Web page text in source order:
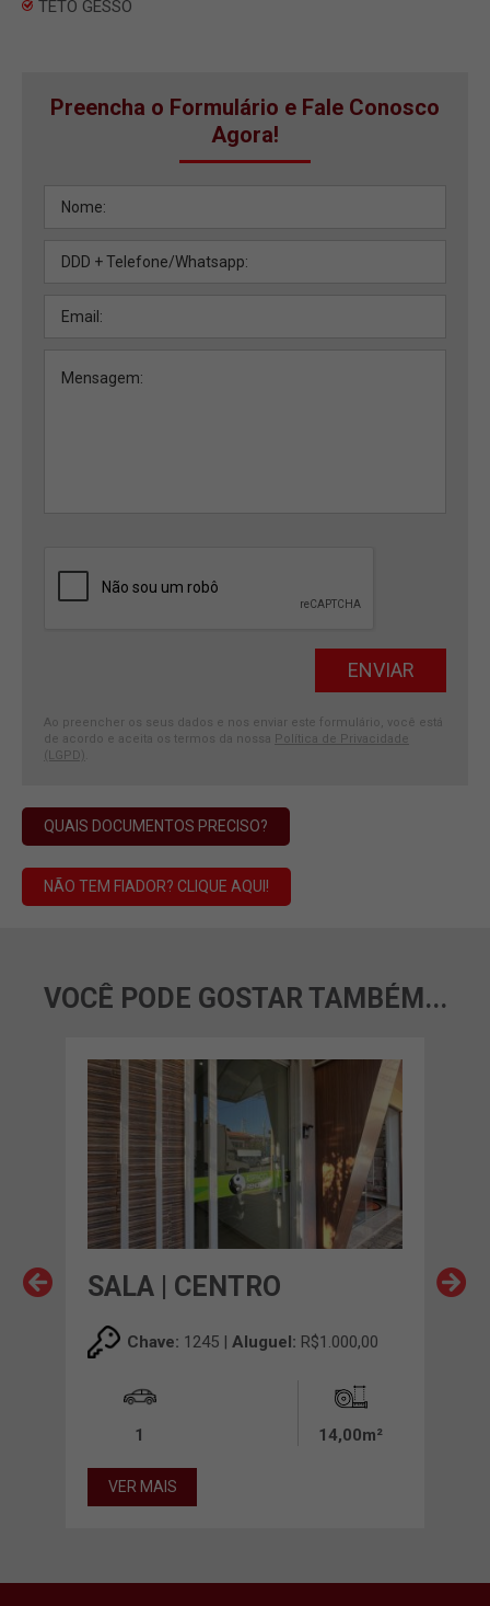
TETO GESSO
Preencha o Formulário e Fale Conosco
Agora!
Ao preencher os seus dados e nos enviar este formulário, você está
de acordo e aceita os termos da nossa Política de Privacidade
(LGPD)
QUAIS DOCUMENTOS PRECISO?
NÃO TEM FIADOR? CLIQUE AQUI!
VOCÊ PODE GOSTAR TAMBÉM...
SALA | CENTRO
Chave: 1245 | Aluguel: R$1.000,00
1 14,00m²
VER MAIS